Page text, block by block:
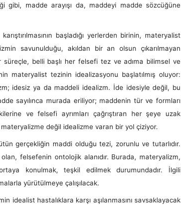
gibi, madde arayışı da, maddeyi madde sözcüğüne
başladığı yerlerden birinin, materyalist
savunulduğu, akıldan bir an olsun çıkarılmayan
süreçle, belli başlı her felsefi tez ve adıma bilimsel ve
materyalist tezinin idealizasyonu başlatılmış oluyor:
idesiz ya da maddeli idealizm. İde idesiyle değil, bu
sayılınca murada eriliyor; maddenin tür ve formları
ve felsefi ayrımları çağrıştıran her şeye uzak
değil idealizme varan bir yol çiziyor.
maddi olduğu tezi, zorunlu ve tutarlıdır.
felsefenin ontolojik alanıdır. Burada, materyalizm,
konulmak, teşkil edilmek durumundadır. İlgili
yürütülmeye çalışılacak.
hastalıklara karşı aşılanmasını savsaklayacak